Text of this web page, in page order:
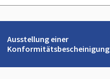
Ausstellung einer
Konformitätsbescheinigung